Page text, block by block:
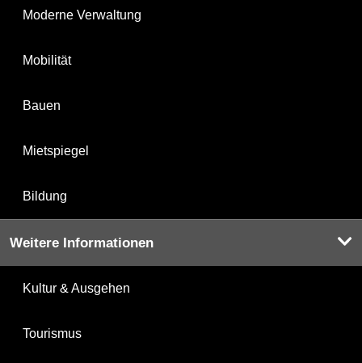
Moderne Verwaltung
Mobilität
Bauen
Mietspiegel
Bildung
Weitere Informationen
Kultur & Ausgehen
Tourismus